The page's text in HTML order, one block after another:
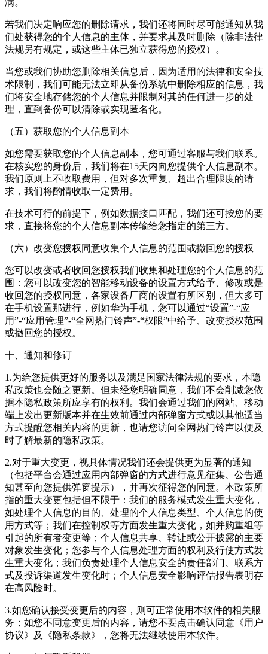
满。
若我们决定响应您的删除请求，我们还将同时尽可能通知从我
们处获得您的个人信息的主体，并要求其及时删除（除非法律
法规另有规定，或这些主体已独立获得您的授权）。
当您或我们协助您删除相关信息后，因为适用的法律和安全技
术限制，我们可能无法立即从备份系统中删除相应的信息，我
们将安全地存储您的个人信息并限制对其的任何进一步的处
理，直到备份可以清除或实现匿名化。
（五）获取您的个人信息副本
如您需要获取您的个人信息副本，您可通过客服与我们联系。
在核实您的身份后，我们将在15天内向您提供个人信息副本。
我们原则上不收取费用，但对多次重复、超出合理限度的请
求，我们将酌情收取一定费用。
在技术可行的前提下，例如数据接口匹配，我们还可按您的要
求，直接将您的个人信息副本传输给您指定的第三方。
（六）改变您授权同意收集个人信息的范围或撤回您的授权
您可以改变或者收回您授权我们收集和处理您的个人信息的范
围：您可以改变您的智能移动设备的设置方式给予、修改或是
收回您的授权同意，各家设备厂商的设置有所区别，但大多可
在手机设置那进行，例如华为手机，您可以通过“设置”-“应
用”-“应用管理”-“全网热门铃声”-“权限”中给予、改变授权范围
或撤回您的授权。
十、通知和修订
1.为给您提供更好的服务以及满足国家法律法规的要求，本隐
私政策也会随之更新。但未经您明确同意，我们不会削减您依
据本隐私政策所应享有的权利。我们会通过我们的网站、移动
端上发出更新版本并在生效前通过内部弹窗方式或以其他适当
方式提醒您相关内容的更新，也请您访问全网热门铃声以便及
时了解最新的隐私政策。
2.对于重大变更，视具体情况我们还会提供更为显著的通知
（包括平台会通过应用内部弹窗的方式进行意见征集、公告通
知甚至向您提供弹窗提示），并再次征得您的同意。本政策所
指的重大变更包括但不限于：我们的服务模式发生重大变化，
如处理个人信息的目的、处理的个人信息类型、个人信息的使
用方式等；我们在控制权等方面发生重大变化，如并购重组等
引起的所有者变更等；个人信息共享、转让或公开披露的主要
对象发生变化；您参与个人信息处理方面的权利及行使方式发
生重大变化；我们负责处理个人信息安全的责任部门、联系方
式及投诉渠道发生变化时；个人信息安全影响评估报告表明存
在高风险时。
3.如您确认接受变更后的内容，则可正常使用本软件的相关服
务；如您不同意变更后的内容，请您不要点击确认同意《用户
协议》及《隐私条款》，您将无法继续使用本软件。